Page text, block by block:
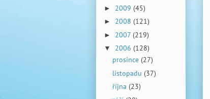
► 2009 (45)
► 2008 (121)
► 2007 (219)
▼ 2006 (128)
prosince (27)
listopadu (37)
října (23)